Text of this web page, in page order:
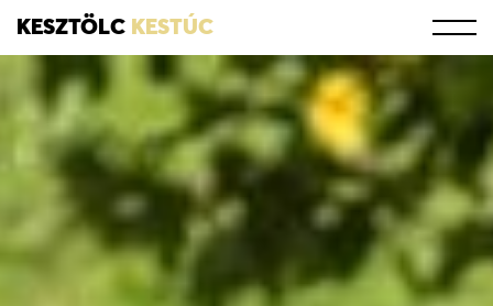
KESZTÖLC KESTÚC